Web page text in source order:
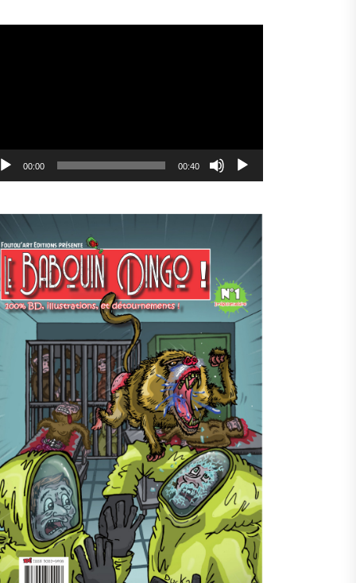
00:00 00:40